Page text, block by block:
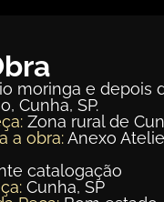
moringa e depois
Cunha, SP.
Zona rural de
a obra:Anexo
catalogação
Cunha, SP